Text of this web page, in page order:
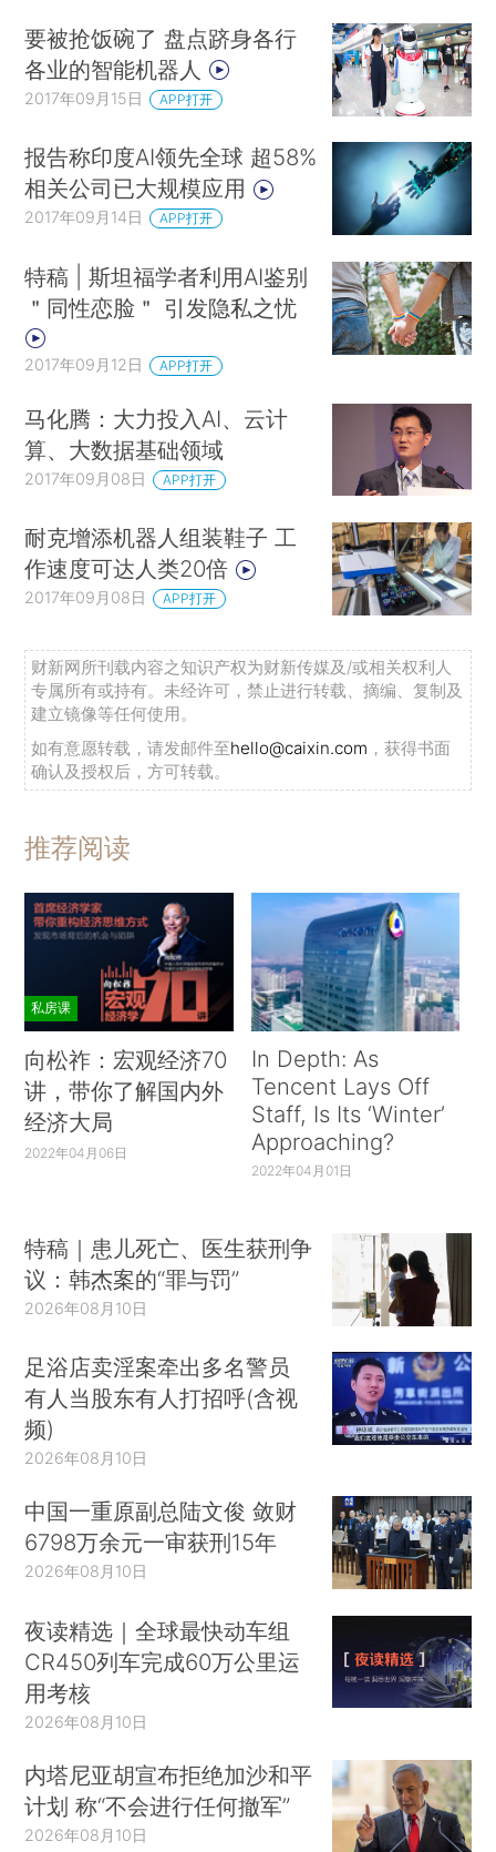
要被抢饭碗了 盘点跻身各行
各业的智能机器人
2017年09月15日 APP打开
报告称印度AI领先全球 超58%
相关公司已大规模应用
2017年09月14日 APP打开
特稿 | 斯坦福学者利用AI鉴别
＂同性恋脸＂ 引发隐私之忧
2017年09月12日 APP打开
马化腾：大力投入AI、云计
算、大数据基础领域
2017年09月08日 APP打开
耐克增添机器人组装鞋子 工
作速度可达人类20倍
2017年09月08日 APP打开
财新网所刊载内容之知识产权为财新传媒及/或相关权利人
专属所有或持有。未经许可，禁止进行转载、摘编、复制及
建立镜像等任何使用。
如有意愿转载，请发邮件至hello@caixin.com ，获得书面
确认及授权后，方可转载。
推荐阅读
私房课
向松祚：宏观经济70
讲，带你了解国内外
经济大局
2022年04月06日
In Depth: As
Tencent Lays Off
Staff, Is Its ‘Winter’
Approaching?
2022年04月01日
特稿｜患儿死亡、医生获刑争
议：韩杰案的“罪与罚”
2026年08月10日
足浴店卖淫案牵出多名警员
有人当股东有人打招呼(含视
频)
2026年08月10日
中国一重原副总陆文俊 敛财
6798万余元一审获刑15年
2026年08月10日
夜读精选｜全球最快动车组
CR450列车完成60万公里运
用考核
2026年08月10日
内塔尼亚胡宣布拒绝加沙和平
计划 称“不会进行任何撤军”
2026年08月10日